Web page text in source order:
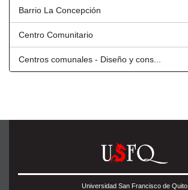
Barrio La Concepción
Centro Comunitario
Centros comunales - Diseño y cons...
Universidad San Francisco de Quito